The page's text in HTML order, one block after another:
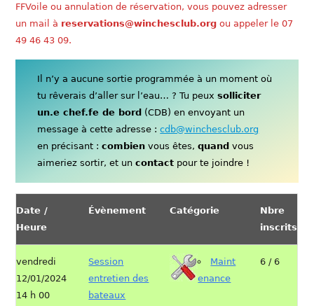
FFVoile ou annulation de réservation, vous pouvez adresser
un mail à reservations@winchesclub.org ou appeler le 07
49 46 43 09.
Il n’y a aucune sortie programmée à un moment où
tu rêverais d’aller sur l’eau… ? Tu peuxsolliciter
un.e chef.fe de bord (CDB) en envoyant un
message à cette adresse :cdb@winchesclub.org
en précisant :combien vous êtes,quand vous
aimeriez sortir, et uncontact pour te joindre !
Date /
Heure
Évènement Catégorie
Nbre
inscrits
vendredi
12/01/2024
14 h 00
Session
entretien des
bateaux
Maint
enance
6 / 6